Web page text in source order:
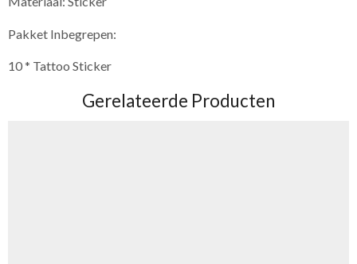
Pakket Inbegrepen:
10 * Tattoo Sticker
Gerelateerde Producten